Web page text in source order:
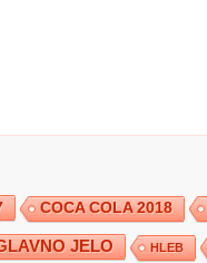
COCA COLA 2018
JELO HLEB